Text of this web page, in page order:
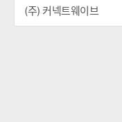
(주) 커넥트웨이브